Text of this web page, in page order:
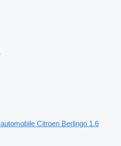
automobile Citroen Berlingo 1.6